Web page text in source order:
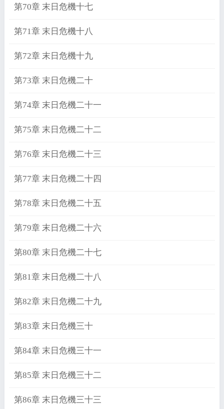
第70章 末日危機十七
第71章 末日危機十八
第72章 末日危機十九
第73章 末日危機二十
第74章 末日危機二十一
第75章 末日危機二十二
第76章 末日危機二十三
第77章 末日危機二十四
第78章 末日危機二十五
第79章 末日危機二十六
第80章 末日危機二十七
第81章 末日危機二十八
第82章 末日危機二十九
第83章 末日危機三十
第84章 末日危機三十一
第85章 末日危機三十二
第86章 末日危機三十三